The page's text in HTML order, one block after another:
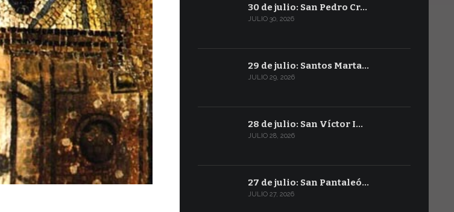
30 de julio: San Pedro Cr…
JULIO 30, 2026
29 de julio: Santos Marta…
JULIO 29, 2026
28 de julio: San Víctor I…
JULIO 28, 2026
27 de julio: San Pantaleó…
JULIO 27, 2026